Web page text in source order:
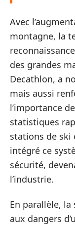
Avec
montagne, la
des grandes
Decathlon, a
mais aussi
l’importance
statistiques
stations de ski
intégré ce
sécurité,
l’industrie.
En parallèle,
aux dangers